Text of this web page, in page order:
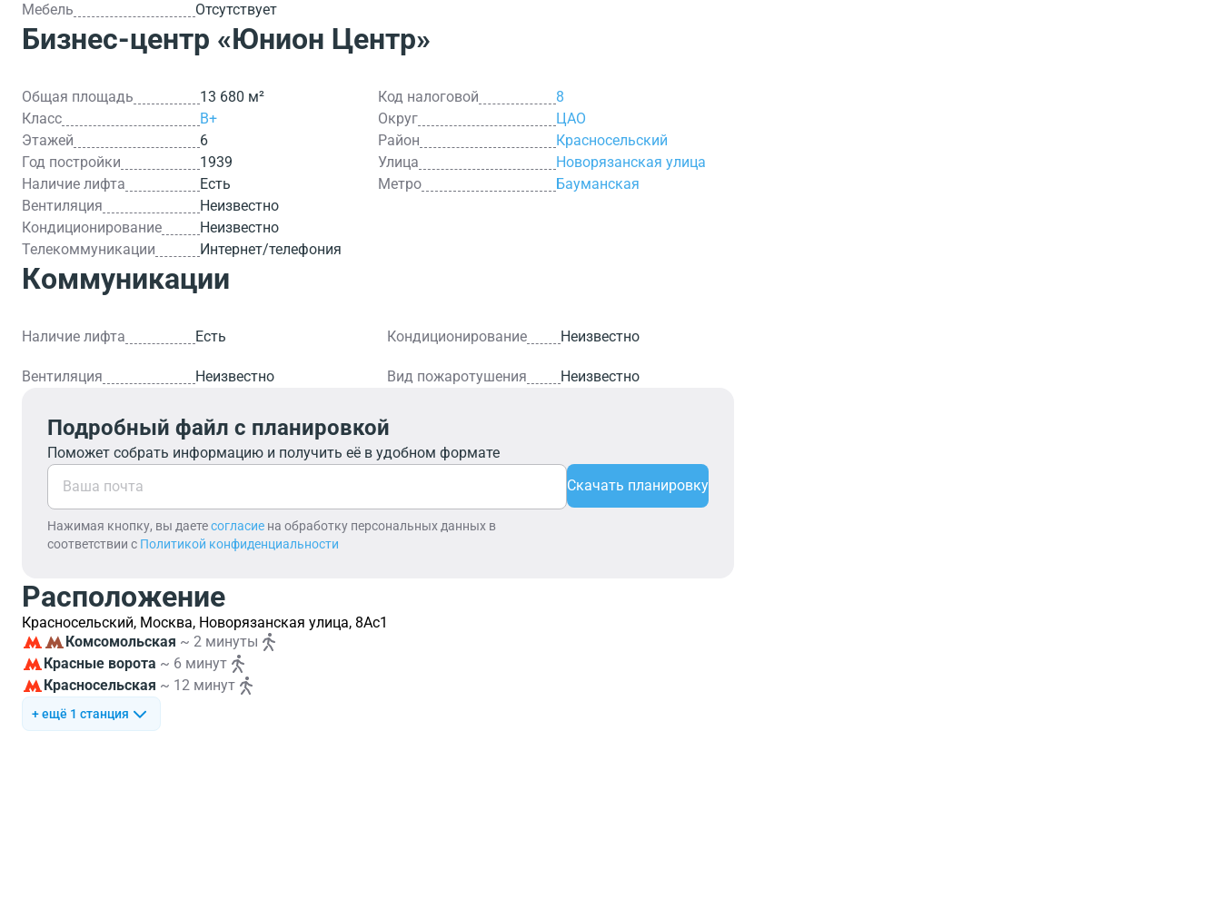
Мебель Отсутствует
Бизнес-центр «Юнион Центр»
Общая площадь
13 680 м²
Класс
B+
Этажей
6
Год постройки
1939
Наличие лифта
Есть
Вентиляция
Неизвестно
Кондиционирование
Неизвестно
Телекоммуникации
Интернет/телефония
Код налоговой
8
Округ
ЦАО
Район
Красносельский
Улица
Новорязанская улица
Метро
Бауманская
Коммуникации
Наличие лифта Есть Кондиционирование Неизвестно
Вентиляция Неизвестно Вид пожаротушения Неизвестно
Подробный файл с планировкой
Поможет собрать информацию и получить её в удобном формате
Нажимая кнопку, вы даетесогласие на обработку персональных данных в
соответствии с Политикой конфиденциальности
Скачать планировку
Расположение
Красносельский, Москва, Новорязанская улица, 8Ас1
Комсомольская ~ 2 минуты
Красные ворота ~ 6 минут
Красносельская ~ 12 минут
+ ещё 1 станция